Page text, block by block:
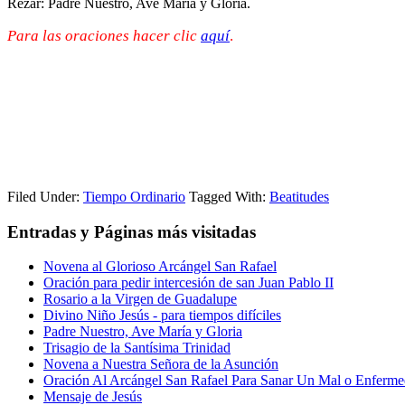
Para las oraciones hacer clic aquí.
Filed Under: Tiempo Ordinario Tagged With: Beatitudes
Entradas y Páginas más visitadas
Novena al Glorioso Arcángel San Rafael
Oración para pedir intercesión de san Juan Pablo II
Rosario a la Virgen de Guadalupe
Divino Niño Jesús - para tiempos difíciles
Padre Nuestro, Ave María y Gloria
Trisagio de la Santísima Trinidad
Novena a Nuestra Señora de la Asunción
Oración Al Arcángel San Rafael Para Sanar Un Mal o
Mensaje de Jesús